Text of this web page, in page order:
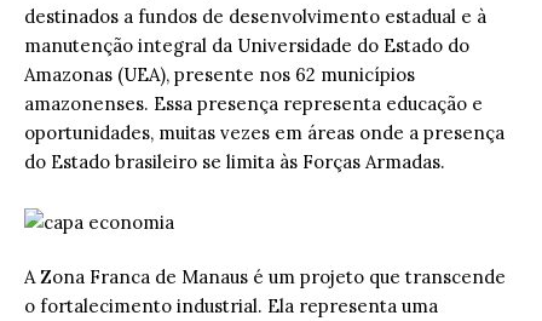
destinados a fundos de desenvolvimento estadual e à
manutenção integral da Universidade do Estado do
Amazonas (UEA), presente nos 62 municípios
amazonenses. Essa presença representa educação e
oportunidades, muitas vezes em áreas onde a presença
do Estado brasileiro se limita às Forças Armadas.
A Zona Franca de Manaus é um projeto que transcende
o fortalecimento industrial. Ela representa uma